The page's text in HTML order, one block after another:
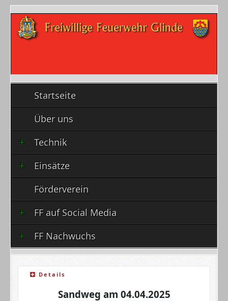
Startseite
Über uns
Technik
Einsätze
Förderverein
FF auf Social Media
FF Nachwuchs
Details
Sandweg am 04.04.2025